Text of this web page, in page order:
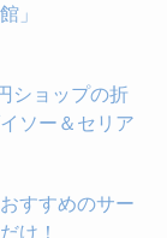
」
ショップの折
ソー＆セリア
すすめのサー
け！